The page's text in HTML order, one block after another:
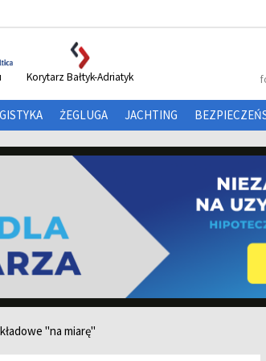
Korytarz Bałtyk-Adriatyk
ŻEGLUGA JACHTING
"na miarę"